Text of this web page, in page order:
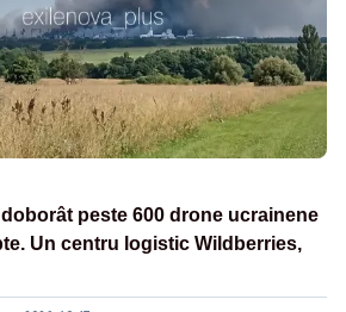
peste 600 drone ucrainene
Un centru logistic Wildberries,